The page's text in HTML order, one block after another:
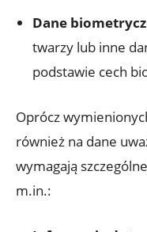
Dane
twarzy lub inne
podstawie cech
Oprócz
również na dane
wymagają
m.in.: